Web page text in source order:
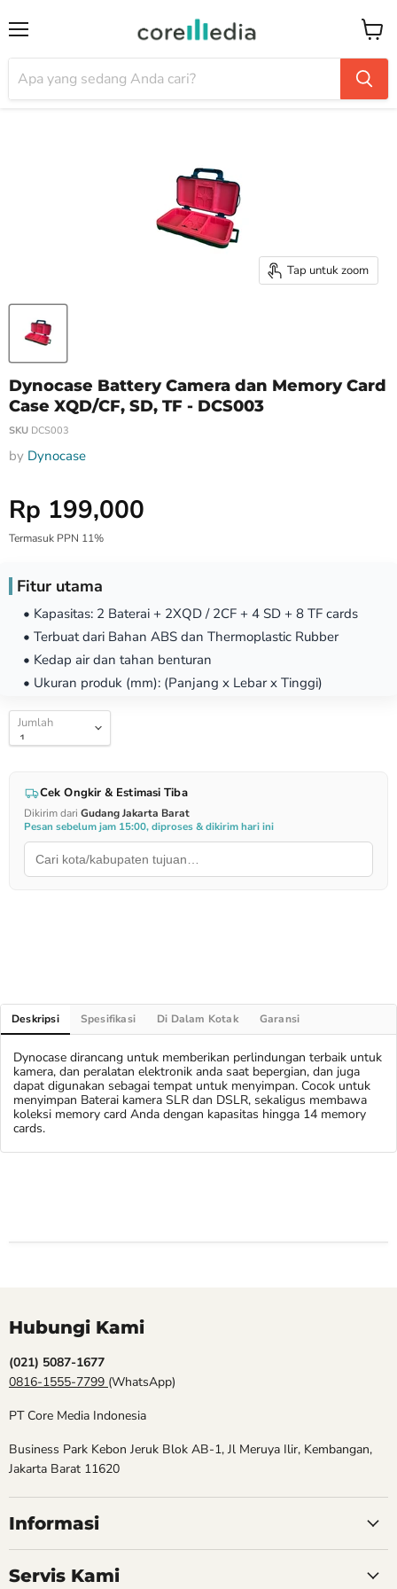
Tap untuk zoom
Dynocase Battery Camera dan Memory Card
Case XQD/CF, SD, TF - DCS003
SKU DCS003
by Dynocase
Harga Special
Rp 199,000
Termasuk PPN 11%
Fitur utama
• Kapasitas: 2 Baterai + 2XQD / 2CF + 4 SD + 8 TF cards
• Terbuat dari Bahan ABS dan Thermoplastic Rubber
• Kedap air dan tahan benturan
• Ukuran produk (mm): (Panjang x Lebar x Tinggi)
Jumlah
Cek Ongkir & Estimasi Tiba
Dikirim dari Gudang Jakarta Barat
Pesan sebelum jam 15:00, diproses & dikirim hari ini
Deskripsi Spesifikasi Di Dalam Kotak Garansi
Dynocase dirancang untuk memberikan perlindungan terbaik untuk
kamera, dan peralatan elektronik anda saat bepergian, dan juga
dapat digunakan sebagai tempat untuk menyimpan. Cocok untuk
menyimpan Baterai kamera SLR dan DSLR, sekaligus membawa
koleksi memory card Anda dengan kapasitas hingga 14 memory
cards.
Hubungi Kami
(021) 5087-1677
0816-1555-7799 (WhatsApp)
PT Core Media Indonesia
Business Park Kebon Jeruk Blok AB-1, Jl Meruya Ilir, Kembangan,
Jakarta Barat 11620
Informasi
Servis Kami